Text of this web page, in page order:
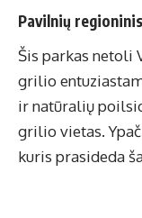
Pavilnių
Šis parkas netoli
grilio
ir natūralių
grilio vietas.
kuris prasideda